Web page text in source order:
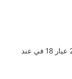
استقر سعر الذهب اليوم الأربعاء 17 يونيو 2026 عيار 18 في عند